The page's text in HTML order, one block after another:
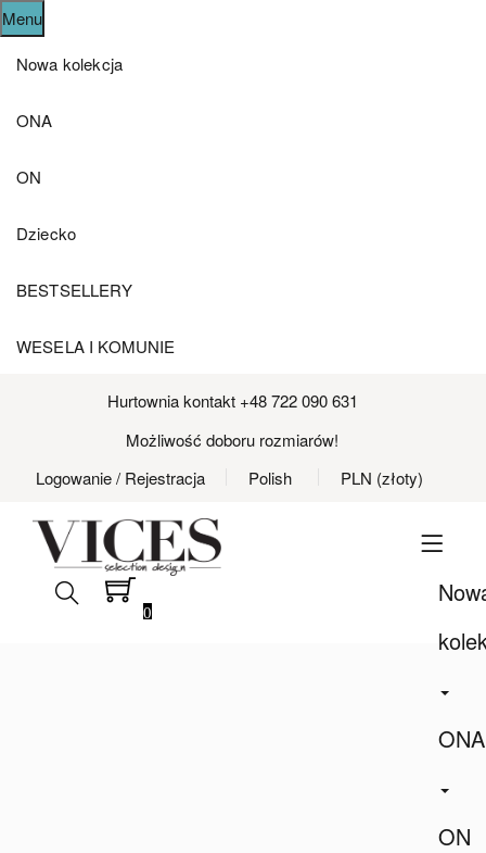
Menu
Nowa kolekcja
ONA
ON
Dziecko
BESTSELLERY
WESELA I KOMUNIE
Hurtownia kontakt +48 722 090 631
Możliwość doboru rozmiarów!
Logowanie/ Rejestracja Polish PLN (złoty)
ONA
ON
0